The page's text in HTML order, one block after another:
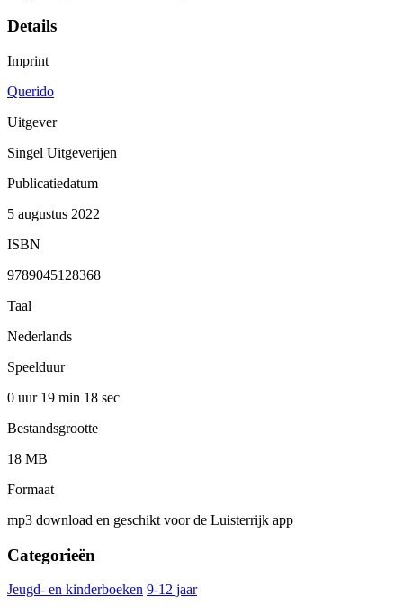
Details
Imprint
Querido
Uitgever
Singel Uitgeverijen
Publicatiedatum
5 augustus 2022
ISBN
9789045128368
Taal
Nederlands
Speelduur
0 uur 19 min 18 sec
Bestandsgrootte
18 MB
Formaat
mp3 download en geschikt voor de Luisterrijk app
Categorieën
Jeugd- en kinderboeken 9-12 jaar